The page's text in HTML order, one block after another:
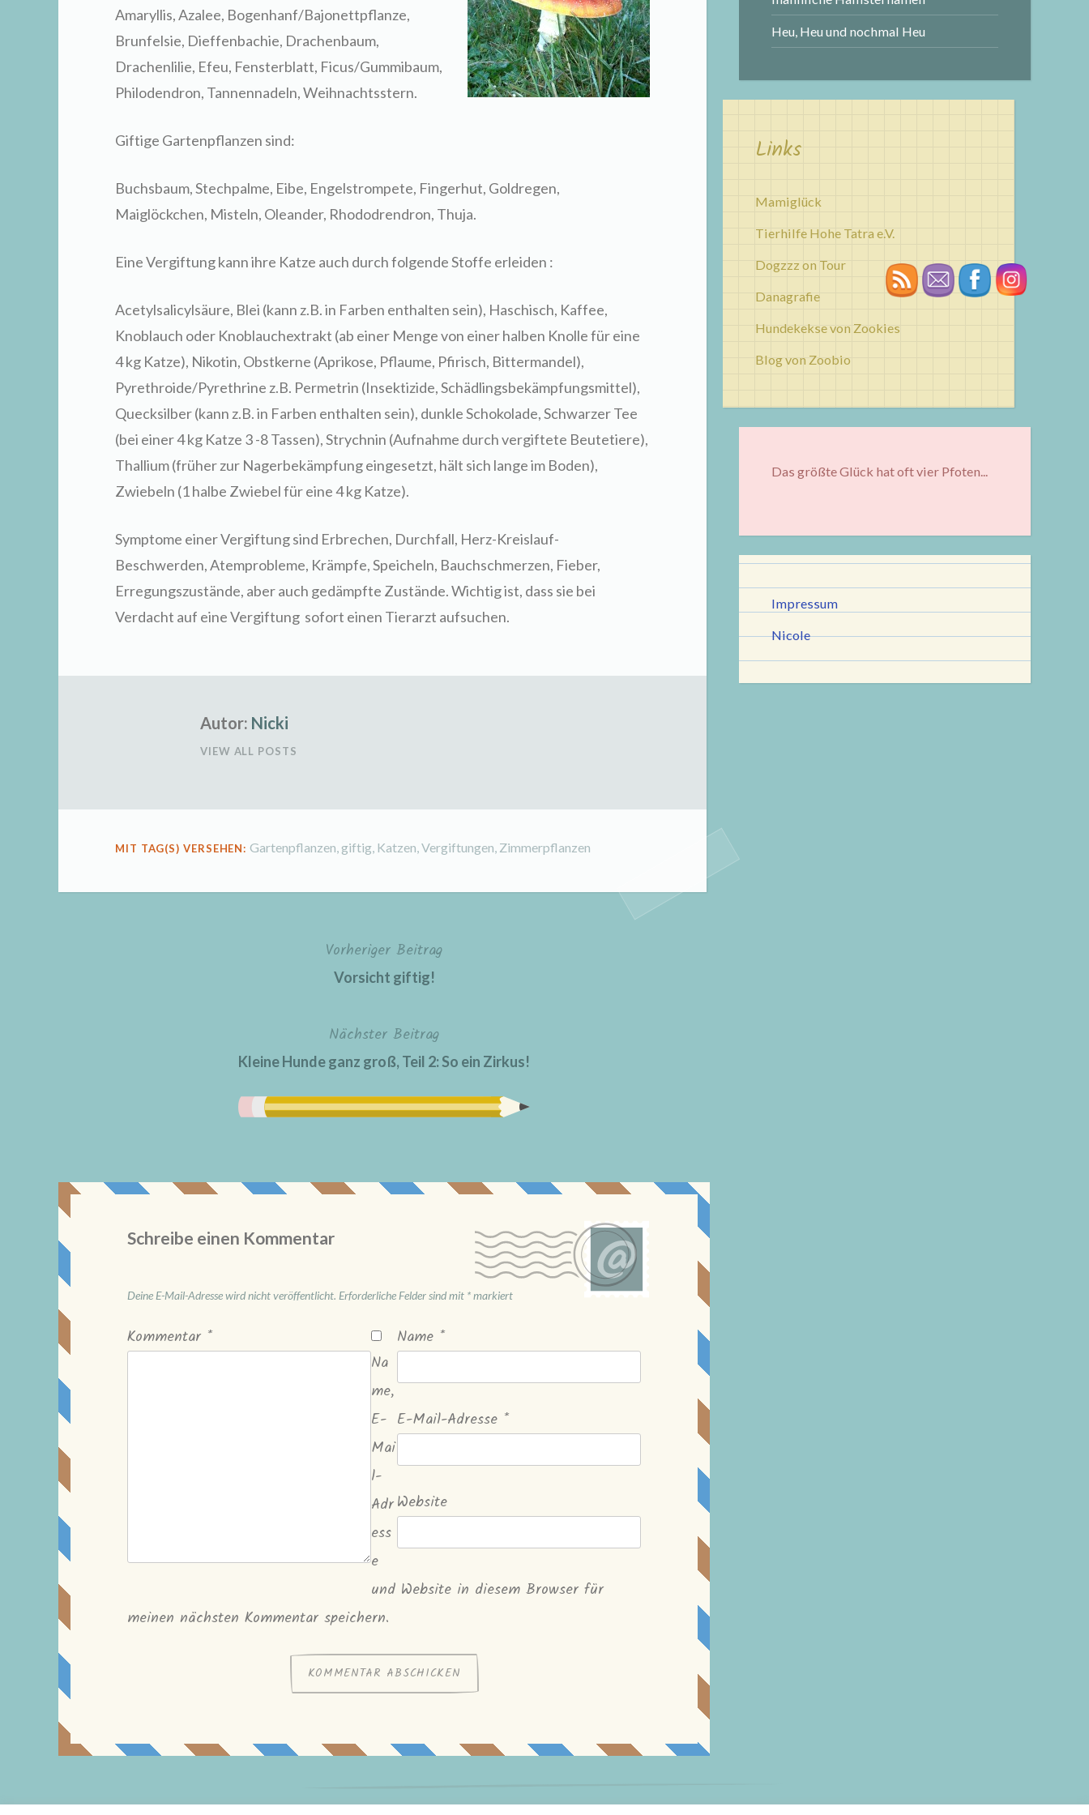
Amaryllis, Azalee, Bogenhanf/Bajonettpflanze,
Brunfelsie, Dieffenbachie, Drachenbaum,
Drachenlilie, Efeu, Fensterblatt, Ficus/Gummibaum,
Philodendron, Tannennadeln, Weihnachtsstern.
Giftige Gartenpflanzen sind:
Buchsbaum, Stechpalme, Eibe, Engelstrompete, Fingerhut, Goldregen,
Maiglöckchen, Misteln, Oleander, Rhododrendron, Thuja.
Eine Vergiftung kann ihre Katze auch durch folgende Stoffe erleiden :
Acetylsalicylsäure, Blei (kann z.B. in Farben enthalten sein), Haschisch, Kaffee,
Knoblauch oder Knoblauchextrakt (ab einer Menge von einer halben Knolle für eine
4 kg Katze), Nikotin, Obstkerne (Aprikose, Pflaume, Pfirisch, Bittermandel),
Pyrethroide/Pyrethrine z.B. Permetrin (Insektizide, Schädlingsbekämpfungsmittel),
Quecksilber (kann z.B. in Farben enthalten sein), dunkle Schokolade, Schwarzer Tee
(bei einer 4 kg Katze 3 -8 Tassen), Strychnin (Aufnahme durch vergiftete Beutetiere),
Thallium (früher zur Nagerbekämpfung eingesetzt, hält sich lange im Boden),
Zwiebeln (1 halbe Zwiebel für eine 4 kg Katze).
Symptome einer Vergiftung sind Erbrechen, Durchfall, Herz-Kreislauf-
Beschwerden, Atemprobleme, Krämpfe, Speicheln, Bauchschmerzen, Fieber,
Erregungszustände, aber auch gedämpfte Zustände. Wichtig ist, dass sie bei
Verdacht auf eine Vergiftung sofort einen Tierarzt aufsuchen.
Autor: Nicki
VIEW ALL POSTS
MIT TAG(S) VERSEHEN:Gartenpflanzen giftig Katzen ,Vergiftungen Zimmerpflanzen
Vorheriger Beitrag
Vorsicht giftig!
Nächster Beitrag
Kleine Hunde ganz groß, Teil 2: So ein Zirkus!
Schreibe einen Kommentar
Deine E-Mail-Adresse wird nicht veröffentlicht. Erforderliche Felder sind mit *markiert
Kommentar * Name *
E-Mail-Adresse *
Website
Na
me,
E-
Mai
l-
Adr
ess
e
und Website in diesem Browser für
meinen nächsten Kommentar speichern.
Heu, Heu und nochmal Heu
Links
Mamiglück
Tierhilfe Hohe Tatra e.V.
Dogzzz on Tour
Danagrafie
Hundekekse von Zookies
Blog von Zoobio
Das größte Glück hat oft vier Pfoten...
Impressum
Nicole